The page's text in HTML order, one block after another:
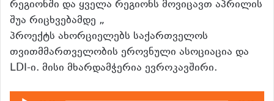
რეგიონში და ყველა რეგიონს მოვიცავთ აპრილის
შუა რიცხვებამდე „
პროექტს ახორციელებს საქართველოს
თვითმმართველობის ეროვნული ასოციაცია და
LDI-ი. მისი მხარდამჭერია ევროკავშირი.